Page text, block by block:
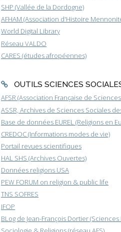
SHP (Vallée de la Dordogne)
AFHAM (Association d'Histoire
World Digital Library
Réseau VALDO
CARES (études afropéennes)
OUTILS SCIENCES
AFSR (Association Française de
ASSR, Archives de Sciences Sociales
Base de données EUREL (Religions en
CREDOC (Informations modes de vie)
Portail revues scientifiques
HAL SHS (Archives Ouvertes)
Données religions USA
PEW FORUM on religion & public life
TNS SOFRES
IFOP
BLog de Jean-François Dortier